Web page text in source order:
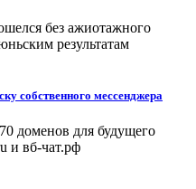
без ажиотажного
результатам
собственного мессенджера
доменов для будущего
и вб-чат.рф